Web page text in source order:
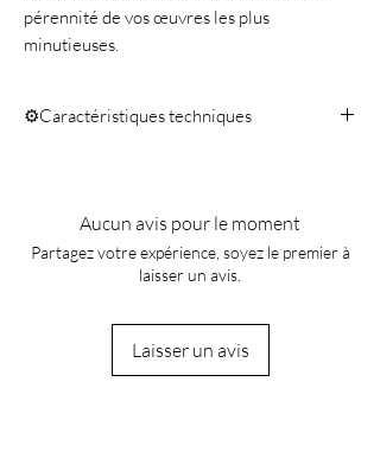
pérennité de vos œuvres les plus
minutieuses.
⚙️Caractéristiques techniques
Aucun avis pour le moment
Partagez votre expérience, soyez le premier à
laisser un avis.
Laisser un avis